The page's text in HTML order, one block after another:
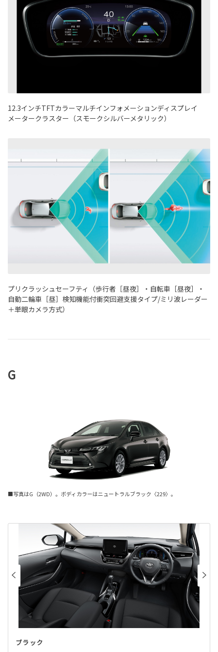
12.3インチTFTカラーマルチインフォメーションディスプレイ
メータークラスター（スモークシルバーメタリック）
プリクラッシュセーフティ（歩行者［昼夜］・自転車［昼夜］・
自動二輪車［昼］検知機能付衝突回避支援タイプ/ミリ波レーダー
＋単眼カメラ方式）
G
■写真はG（2WD）。ボディカラーはニュートラルブラック〈229〉。
ブラック